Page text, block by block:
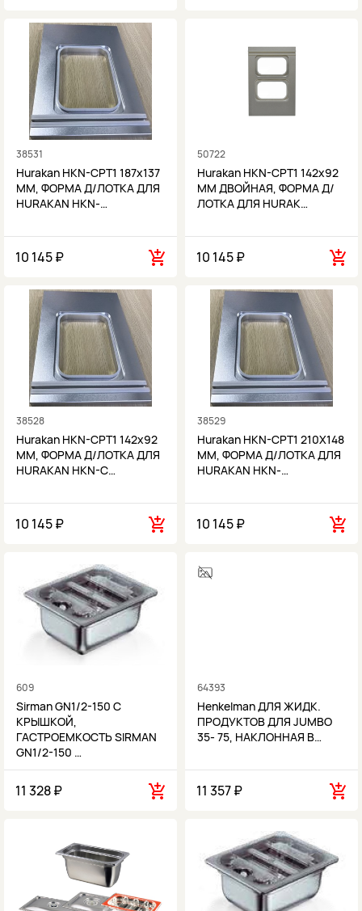
38531
Hurakan HKN-CPT1 187x137
MM, ФОРМА Д/ЛОТКА ДЛЯ
HURAKAN HKN-…
10 145 ₽
50722
Hurakan HKN-CPT1 142x92
MM ДВОЙНАЯ, ФОРМА Д/
ЛОТКА ДЛЯ HURAK…
10 145 ₽
38528
Hurakan HKN-CPT1 142x92
MM, ФОРМА Д/ЛОТКА ДЛЯ
HURAKAN HKN-C…
10 145 ₽
38529
Hurakan HKN-CPT1 210Х148
MM, ФОРМА Д/ЛОТКА ДЛЯ
HURAKAN HKN-…
10 145 ₽
609
Sirman GN1/2-150 С
КРЫШКОЙ,
ГАСТРОЕМКОСТЬ SIRMAN
GN1/2-150 …
11 328 ₽
64393
Henkelman ДЛЯ ЖИДК.
ПРОДУКТОВ ДЛЯ JUMBO
35- 75, НАКЛОННАЯ В…
11 357 ₽